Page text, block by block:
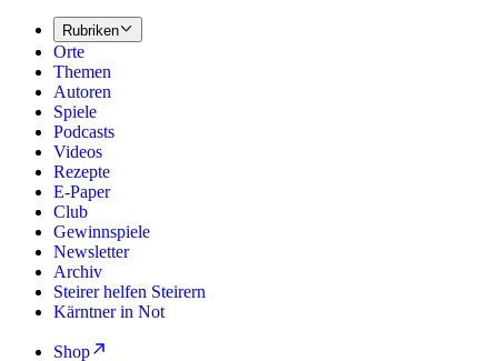
Rubriken
Orte
Themen
Autoren
Spiele
Podcasts
Videos
Rezepte
E-Paper
Club
Gewinnspiele
Newsletter
Archiv
Steirer helfen Steirern
Kärntner in Not
Shop